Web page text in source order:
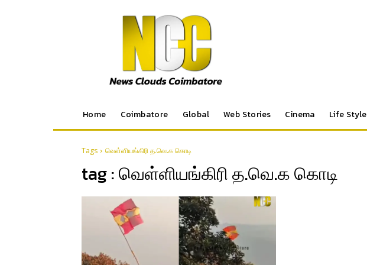
Home Coimbatore Global Web Stories Cinema Life Style
Tags வெள்ளியங்கிரி த.வெ.க கொடி
tag :வெள்ளியங்கிரி த.வெ.க கொடி